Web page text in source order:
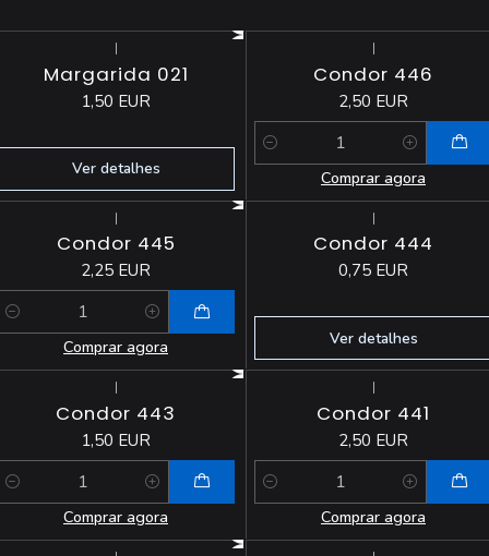
|
Margarida 021
1,50 EUR
Ver detalhes
|
Condor 446
2,50 EUR
Quantidade
Comprar agora
|
Condor 445
2,25 EUR
Comprar agora
|
Condor 444
0,75 EUR
Ver detalhes
|
Condor 443
1,50 EUR
Comprar agora
|
Condor 441
2,50 EUR
Quantidade
Comprar agora